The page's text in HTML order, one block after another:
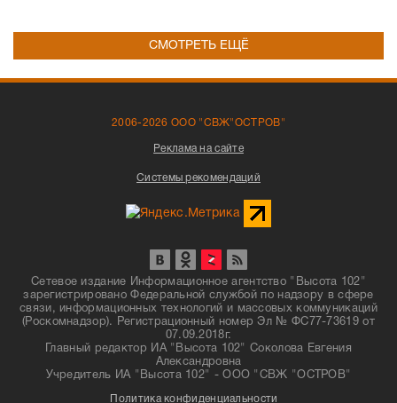
СМОТРЕТЬ ЕЩЁ
2006-2026 ООО "СВЖ"ОСТРОВ"
Реклама на сайте
Системы рекомендаций
Сетевое издание Информационное агентство "Высота 102"
зарегистрировано Федеральной службой по надзору в сфере
связи, информационных технологий и массовых коммуникаций
(Роскомнадзор). Регистрационный номер Эл № ФС77-73619 от
07.09.2018г.
Главный редактор ИА "Высота 102" Соколова Евгения
Александровна
Учредитель ИА "Высота 102" - ООО "СВЖ "ОСТРОВ"
Политика конфиденциальности